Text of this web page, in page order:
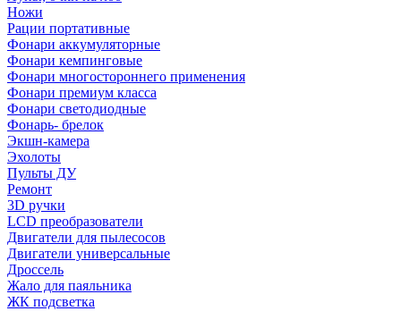
Ножи
Рации портативные
Фонари аккумуляторные
Фонари кемпинговые
Фонари многостороннего применения
Фонари премиум класса
Фонари светодиодные
Фонарь- брелок
Экшн-камера
Эхолоты
Пульты ДУ
Ремонт
3D ручки
LCD преобразователи
Двигатели для пылесосов
Двигатели универсальные
Дроссель
Жало для паяльника
ЖК подсветка